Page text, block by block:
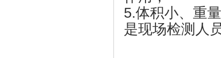
5.体积小、重
是现场检测人